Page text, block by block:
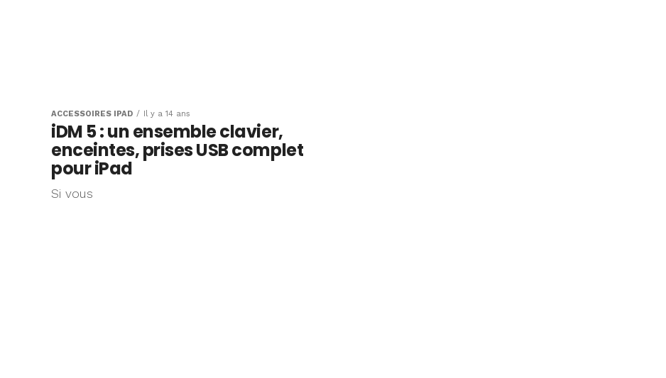
ACCESSOIRES IPAD Il y a 14 ans
iDM 5 : un ensemble clavier,
enceintes, prises USB complet
pour iPad
Si vous